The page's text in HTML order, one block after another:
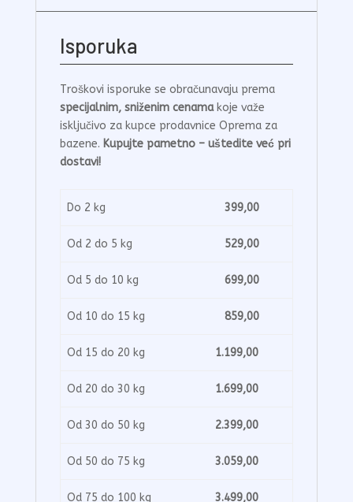
Isporuka
Troškovi isporuke se obračunavaju prema
specijalnim, sniženim cenamakoje važe
isključivo za kupce prodavnice Oprema za
bazene. Kupujte pametno – uštedite već pri
dostavi!
Do 2 kg 399,00
Od 2 do 5 kg 529,00
Od 5 do 10 kg 699,00
Od 10 do 15 kg 859,00
Od 15 do 20 kg 1.199,00
Od 20 do 30 kg 1.699,00
Od 30 do 50 kg 2.399,00
Od 50 do 75 kg 3.059,00
Od 75 do 100 kg 3.499,00